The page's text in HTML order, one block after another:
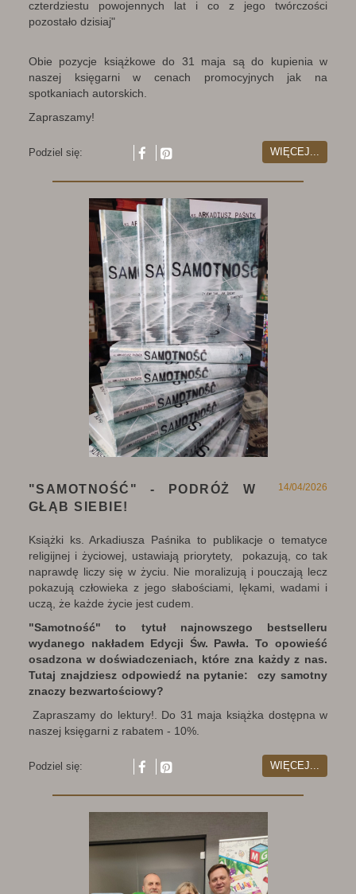
czterdziestu powojennych lat i co z jego twórczości
pozostało dzisiaj"
Obie pozycje książkowe do 31 maja są do kupienia w
naszej księgarni w cenach promocyjnych jak na
spotkaniach autorskich.
Zapraszamy!
Podziel się: WIĘCEJ...
14/04/2026
"SAMOTNOŚĆ" - PODRÓŻ W
GŁĄB SIEBIE!
Książki ks. Arkadiusza Paśnika to publikacje o tematyce
religijnej i życiowej, ustawiają priorytety, pokazują, co tak
naprawdę liczy się w życiu. Nie moralizują i pouczają lecz
pokazują człowieka z jego słabościami, lękami, wadami i
uczą, że każde życie jest cudem.
"Samotność" to tytuł najnowszego bestselleru
wydanego nakładem Edycji Św. Pawła. To opowieść
osadzona w doświadczeniach, które zna każdy z nas.
Tutaj znajdziesz odpowiedź na pytanie: czy samotny
znaczy bezwartościowy?
Zapraszamy do lektury!. Do 31 maja książka dostępna w
naszej księgarni z rabatem - 10%.
Podziel się: WIĘCEJ...